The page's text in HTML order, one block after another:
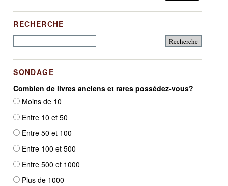
RECHERCHE
SONDAGE
Combien de livres anciens et rares possédez-vous?
Moins de 10
Entre 10 et 50
Entre 50 et 100
Entre 100 et 500
Entre 500 et 1000
Plus de 1000